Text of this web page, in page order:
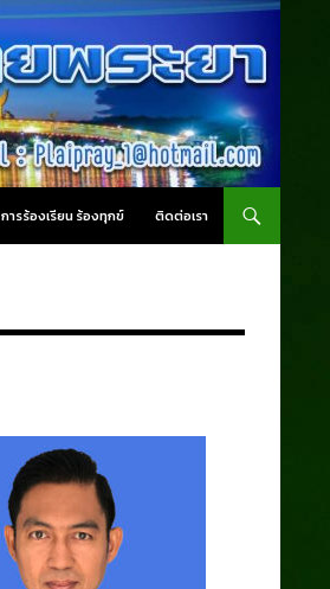
การร้องเรียน ร้องทุกข์ ติดต่อเรา